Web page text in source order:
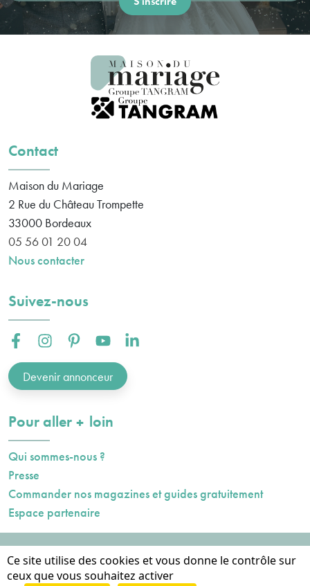
Contact
Maison du Mariage
2 Rue du Château Trompette
33000 Bordeaux
05 56 01 20 04
Nous contacter
Suivez-nous
Facebook :Instagram :Pinterest :Youtube :Linkedin :
Devenir annonceur
Pour aller plusloin
Qui sommes-nous ?
Presse
Commander nos magazines et guides gratuitement
Espace partenaire
Données personnelles
Ce site utilise des cookies et vous donne le contrôle sur
ceux que vous souhaitez activer